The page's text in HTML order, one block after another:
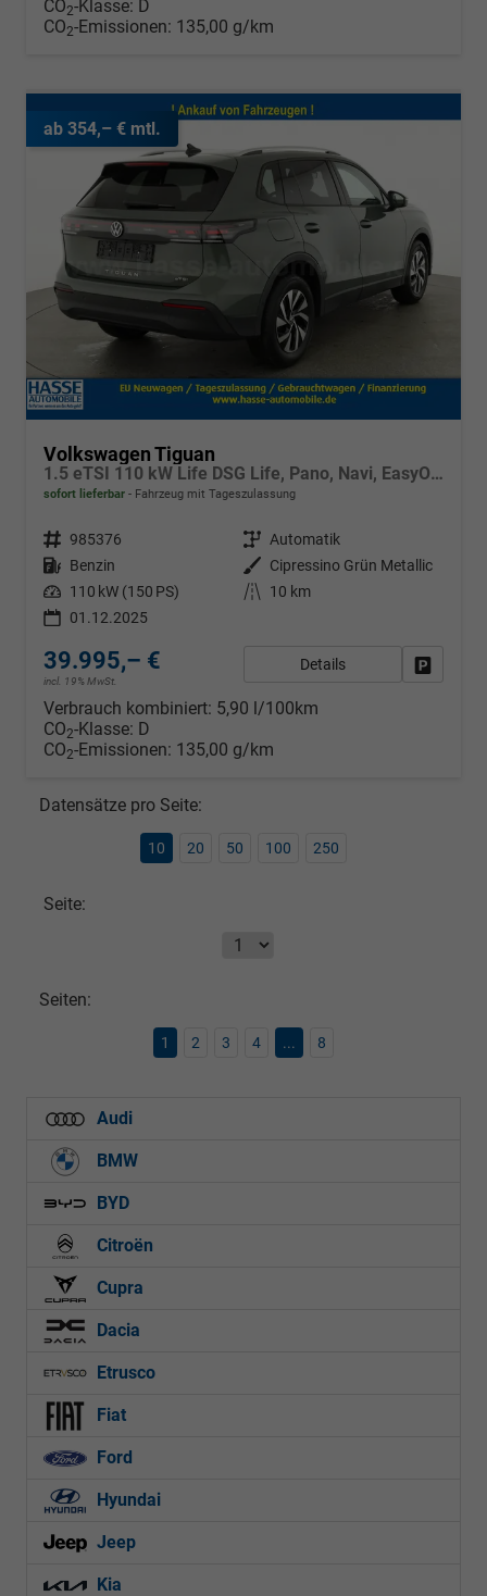
CO2-Klasse: D
CO2-Emissionen: 135,00 g/km
ab 354,– € mtl.
Volkswagen Tiguan
1.5 eTSI 110 kW Life DSG Life, Pano, Navi, EasyOpen, LED-Plus, 5 J.-Garantie
sofort lieferbar Fahrzeug mit Tageszulassung
Fahrzeugnr. 985376 Getriebe Automatik
Kraftstoff Benzin Außenfarbe
Cipressino Grün Metallic
Leistung 110 kW (150 PS) Kilometerstand
10 km
01.12.2025
39.995,– €
incl. 19% MwSt.
Details
Verbrauch kombiniert: 5,90 l/100km
CO2-Klasse: D
CO2-Emissionen: 135,00 g/km
Datensätze pro Seite:
10 20 50 100 250
Seite:
Seiten:
1 2 3 4 ... 8
Audi
BMW
BYD
Citroën
Cupra
Dacia
Etrusco
Fiat
Ford
Hyundai
Jeep
Kia